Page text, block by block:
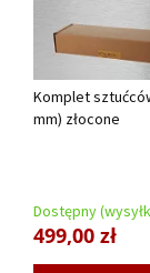
Komplet
mm) złocone
Dostępny
499,00 zł